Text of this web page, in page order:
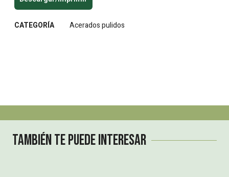
CATEGORÍA Acerados pulidos
También te puede interesar